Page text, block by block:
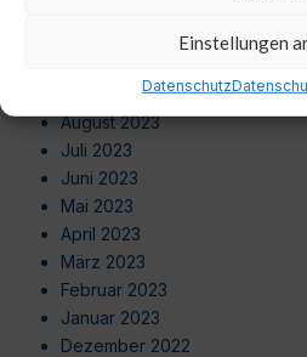
Einstellungen
Datenschutz
November 2023
September 2023
August 2023
Juli 2023
Juni 2023
Mai 2023
April 2023
März 2023
Februar 2023
Januar 2023
Dezember 2022